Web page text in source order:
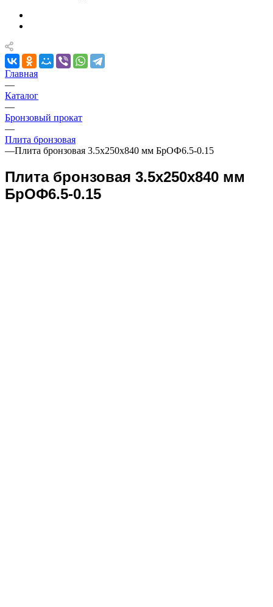
Главная
—
Каталог
—
Бронзовый прокат
—
Плита бронзовая
—Плита бронзовая 3.5х250х840 мм БрОФ6.5-0.15
Плита бронзовая 3.5х250х840 мм
БрОФ6.5-0.15